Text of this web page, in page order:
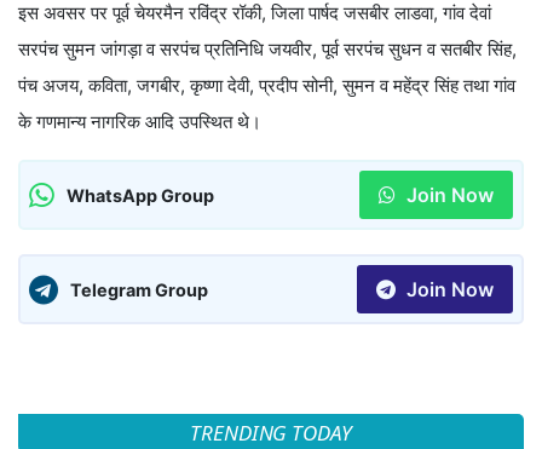
इस अवसर पर पूर्व चेयरमैन रविंद्र रॉकी, जिला पार्षद जसबीर लाडवा, गांव देवां
सरपंच सुमन जांगड़ा व सरपंच प्रतिनिधि जयवीर, पूर्व सरपंच सुधन व सतबीर सिंह,
पंच अजय, कविता, जगबीर, कृष्णा देवी, प्रदीप सोनी, सुमन व महेंद्र सिंह तथा गांव
के गणमान्य नागरिक आदि उपस्थित थे।
WhatsApp Group Join Now
Telegram Group Join Now
TRENDING TODAY